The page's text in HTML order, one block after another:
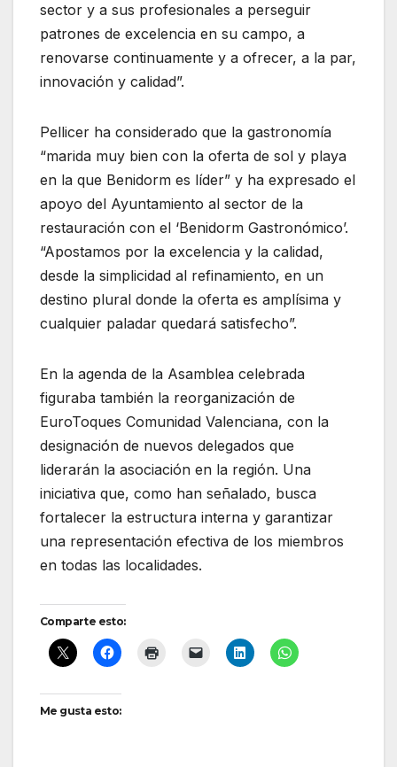
sector y a sus profesionales a perseguir
patrones de excelencia en su campo, a
renovarse continuamente y a ofrecer, a la par,
innovación y calidad”.
Pellicer ha considerado que la gastronomía
“marida muy bien con la oferta de sol y playa
en la que Benidorm es líder” y ha expresado el
apoyo del Ayuntamiento al sector de la
restauración con el ‘Benidorm Gastronómico’.
“Apostamos por la excelencia y la calidad,
desde la simplicidad al refinamiento, en un
destino plural donde la oferta es amplísima y
cualquier paladar quedará satisfecho”.
En la agenda de la Asamblea celebrada
figuraba también la reorganización de
EuroToques Comunidad Valenciana, con la
designación de nuevos delegados que
liderarán la asociación en la región. Una
iniciativa que, como han señalado, busca
fortalecer la estructura interna y garantizar
una representación efectiva de los miembros
en todas las localidades.
Comparte esto:
Me gusta esto: